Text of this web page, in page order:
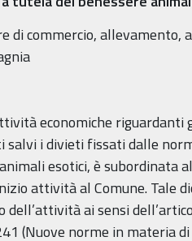
di commercio, allevamento,
economiche riguardanti
salvi i divieti fissati dalle
esotici, è subordinata
attività al Comune. Tale
dell’attività ai sensi
(Nuove norme in materia